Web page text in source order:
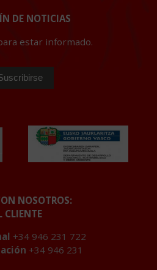
DE NOTICIAS
estar informado.
NOSOTROS:
CLIENTE
+34 946 231 722
+34 946 231